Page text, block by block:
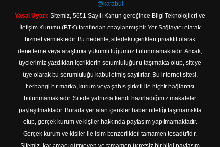
@karabul
Yasal Uyarı: Sitemiz, 5651 Sayılı Kanun gereğince Bilgi Teknolojileri ve
İletişim Kurumu (BTK) tarafından onaylanmış bir Yer Sağlayıcı olarak
hizmet vermektedir. Bu nedenle, sitedeki içerikleri proaktif olarak
denetleme veya araştırma yükümlülüğümüz bulunmamaktadır. Ancak,
üyelerimiz yazdıkları içeriklerin sorumluluğunu taşımakta olup, siteye
üye olarak bu sorumluluğu kabul etmiş sayılırlar. Bu internet sitesi,
herhangi bir marka, kurum veya şahıs şirketi ile hiçbir bağlantısı
bulunmamaktadır. Sitede yalnızca kendi hazırladığımız makaleler
paylaşılmaktadır. Burada yer alan içerikler haber niteliği taşımamakta
olup, gerçek kurum ve kişiler hakkında paylaşım yapılmamaktadır.
Gerçek kurum ve kişiler ile isim benzerlikleri tamamen tesadüfidir.
Sitemiz, kar amacı gütmeyen ve tamamen ücretsiz bir bilgi paylaşım